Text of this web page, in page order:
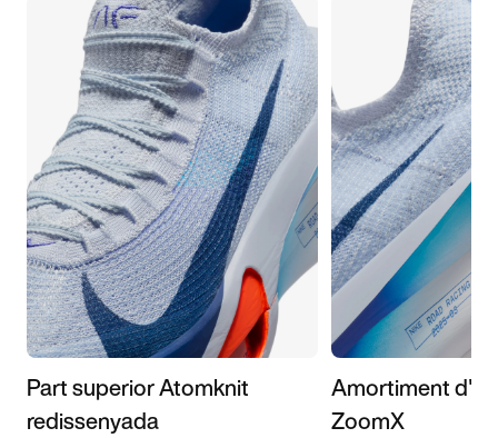
Part superior Atomknit
redissenyada
Amortiment
ZoomX